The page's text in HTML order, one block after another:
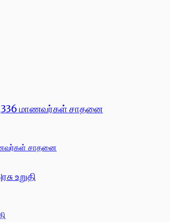
1,336 மாணவர்கள் சாதனை
உறுதி